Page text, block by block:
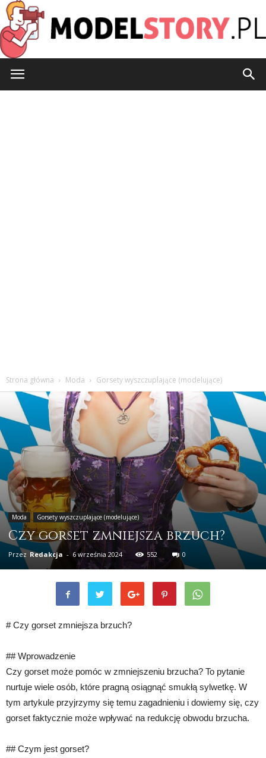
Strona główna Moda Gorsety wyszczuplające (modelujące)
Moda Gorsety wyszczuplające (modelujące)
Czy gorset zmniejsza brzuch?
Przez Redakcja - 6 września 2024 552 0
# Czy gorset zmniejsza brzuch?
## Wprowadzenie
Czy gorset może pomóc w zmniejszeniu brzucha? To pytanie
nurtuje wiele osób, które pragną osiągnąć smukłą sylwetkę. W
tym artykule przyjrzymy się temu zagadnieniu i dowiemy się, czy
gorset faktycznie może wpływać na redukcję obwodu brzucha.
## Czym jest gorset?